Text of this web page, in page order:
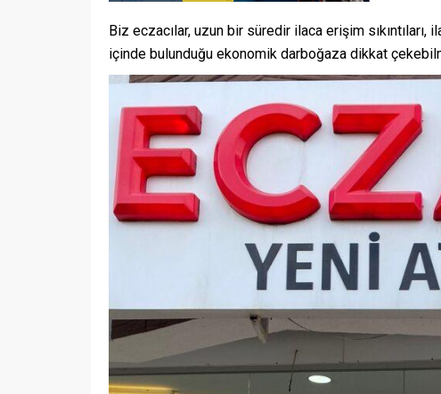
Biz eczacılar, uzun bir süredir ilaca erişim
içinde bulunduğu ekonomik darboğaza dikkat